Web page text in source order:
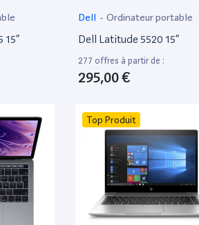
15”
Dell - Ordinateur portable
Dell Latitude 5520 15”
277 offres à partir de :
295,00 €
Top Produit